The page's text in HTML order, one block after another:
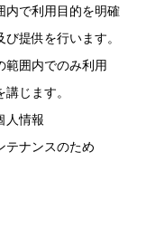
内で利用目的を明確
提供を行います。
範囲内でのみ利用
じます。
人情報
ナンスのため